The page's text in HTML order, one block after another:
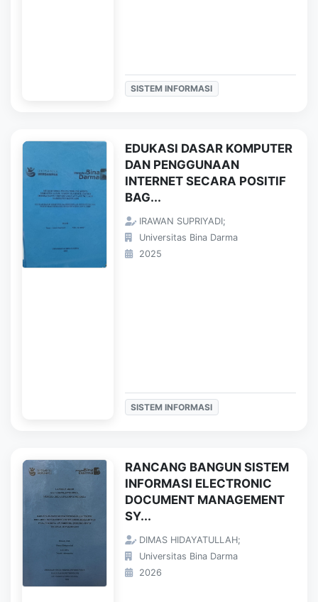
SISTEM INFORMASI
EDUKASI DASAR KOMPUTER
DAN PENGGUNAAN
INTERNET SECARA POSITIF
BAG...
IRAWAN SUPRIYADI;
Universitas Bina Darma
2025
SISTEM INFORMASI
RANCANG BANGUN SISTEM
INFORMASI ELECTRONIC
DOCUMENT MANAGEMENT
SY...
DIMAS HIDAYATULLAH;
Universitas Bina Darma
2026